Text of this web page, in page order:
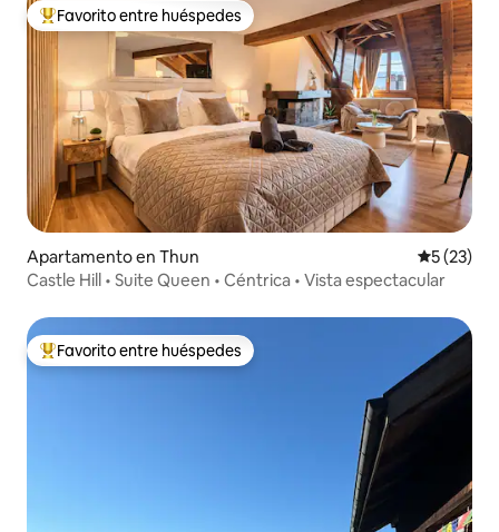
Favorito entre huéspedes preferido
Favorito entre huéspedes
Apartamento en Thun
5 (23)
Castle Hill • Suite Queen • Céntrica • Vista espectacular
Favorito entre huéspedes preferido
Favorito entre huéspedes